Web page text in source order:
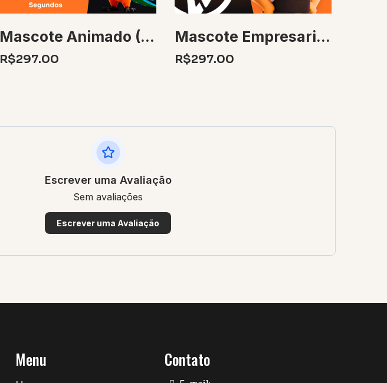
Mascote Animado (Criação + Animação + Locução) 30 Segundos
R$297.00
Mascote Empresarial Personalizado 3D + 5 Poses
R$297.00
Escrever uma Avaliação
Sem avaliações
Escrever uma Avaliação
Menu Contato